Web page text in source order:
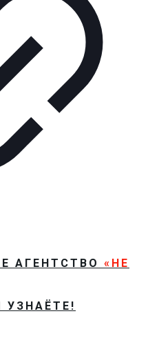
АГЕНТСТВО «НЕ